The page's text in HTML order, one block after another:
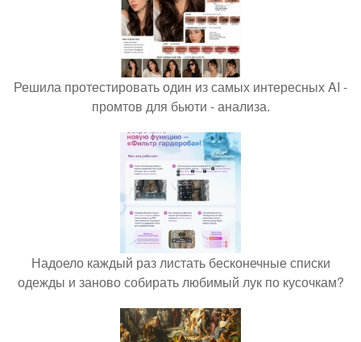
Решила протестировать один из самых интересных AI -
промтов для бьюти - анализа.
Надоело каждый раз листать бесконечные списки
одежды и заново собирать любимый лук по кусочкам?